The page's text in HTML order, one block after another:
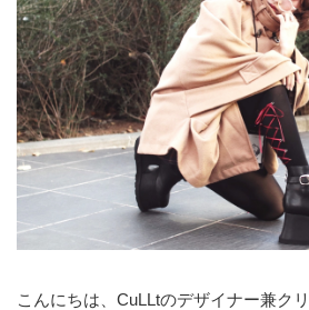
こんにちは、CuLLtのデザイナー兼ク